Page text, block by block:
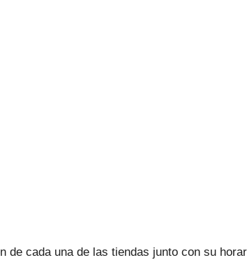
cada una de las tiendas junto con su